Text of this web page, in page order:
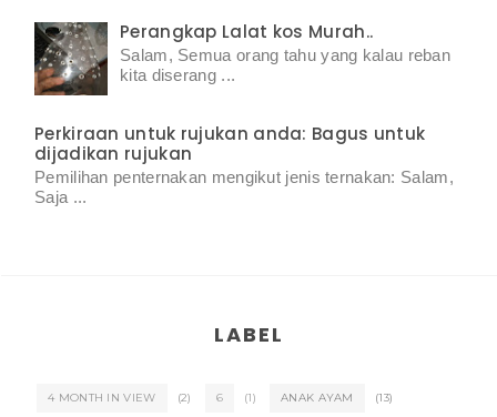
Perangkap Lalat kos Murah..
Salam, Semua orang tahu yang kalau reban
kita diserang ...
Perkiraan untuk rujukan anda: Bagus untuk
dijadikan rujukan
Pemilihan penternakan mengikut jenis ternakan: Salam,
Saja ...
LABEL
4 MONTH IN VIEW (2) 6 (1) ANAK AYAM (13)